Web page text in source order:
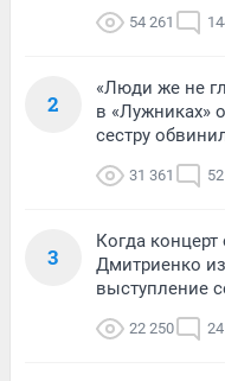
54 261
2
«Люди же не
в «Лужниках»
сестру
31 361 52
3
Когда
Дмитриенко
выступление
22 250 24